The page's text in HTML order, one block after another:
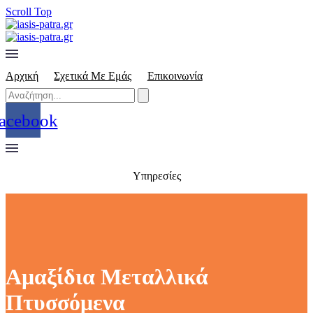
Scroll Top
Αρχική Σχετικά Με Εμάς Επικοινωνία
Υπηρεσίες
Αμαξίδια Μεταλλικά
Πτυσσόμενα